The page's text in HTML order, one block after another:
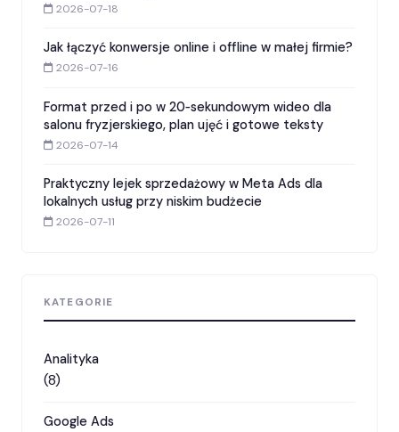
2026-07-18
Jak łączyć konwersje online i offline w małej firmie?
2026-07-16
Format przed i po w 20‑sekundowym wideo dla
salonu fryzjerskiego, plan ujęć i gotowe teksty
2026-07-14
Praktyczny lejek sprzedażowy w Meta Ads dla
lokalnych usług przy niskim budżecie
2026-07-11
KATEGORIE
Analityka
(8)
Google Ads